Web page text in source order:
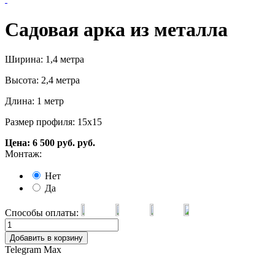
Садовая арка из металла
Ширина: 1,4 метра
Высота: 2,4 метра
Длина: 1 метр
Размер профиля: 15х15
Цена: 6 500 руб. руб.
Монтаж:
Нет
Да
Способы оплаты:
Добавить в корзину
Telegram Max